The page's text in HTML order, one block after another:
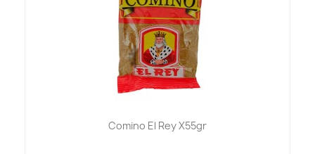
Comino El Rey X55gr